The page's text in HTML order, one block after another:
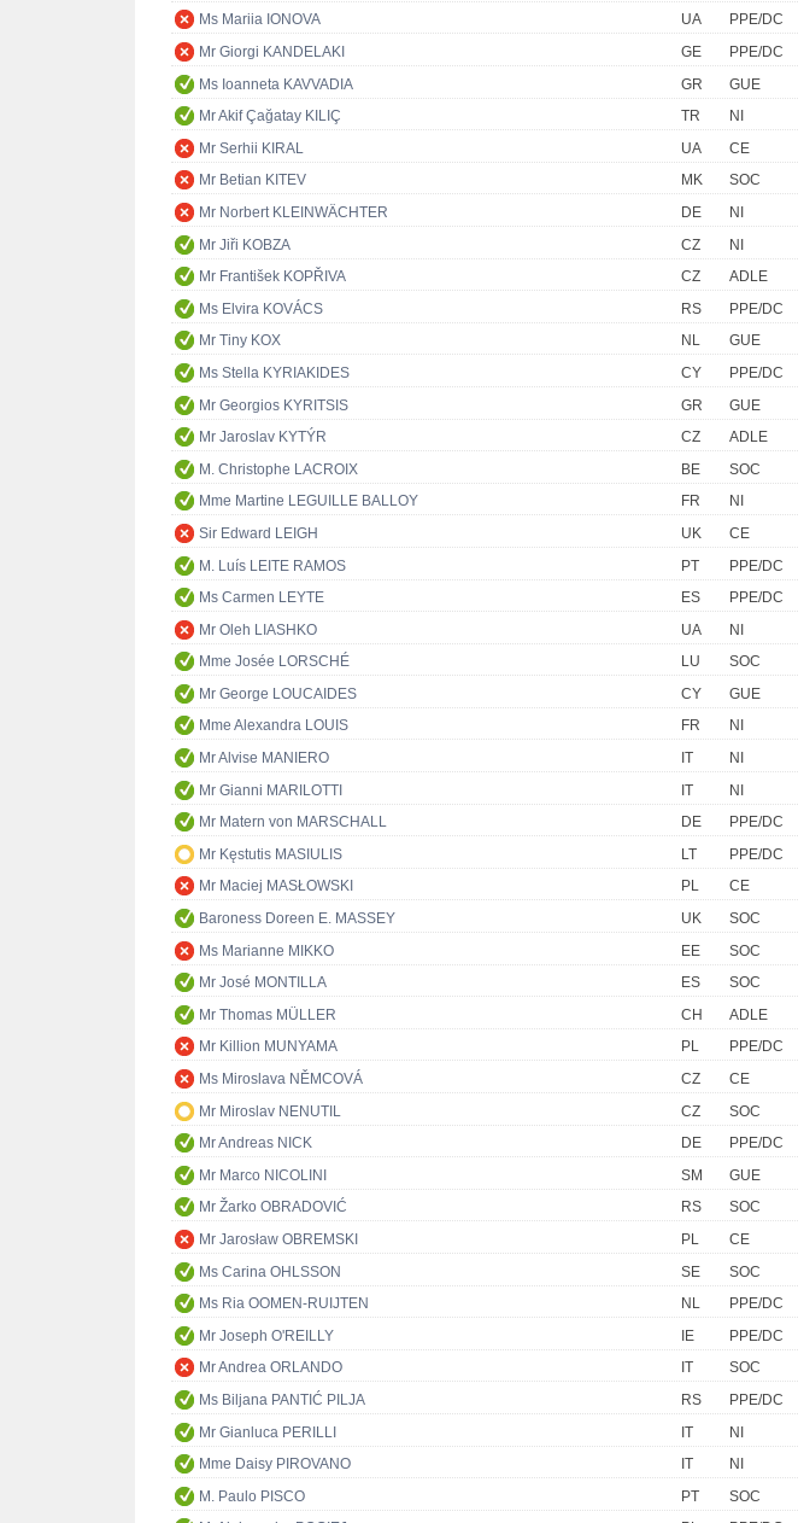
Ms Mariia IONOVA
UA
PPE/DC
Mr Giorgi KANDELAKI
GE
PPE/DC
Ms Ioanneta KAVVADIA
GR
GUE
Mr Akif Çağatay KILIÇ
TR
NI
Mr Serhii KIRAL
UA
CE
Mr Betian KITEV
MK
SOC
Mr Norbert KLEINWÄCHTER
DE
NI
Mr Jiři KOBZA
CZ
NI
Mr František KOPŘIVA
CZ
ADLE
Ms Elvira KOVÁCS
RS
PPE/DC
Mr Tiny KOX
NL
GUE
Ms Stella KYRIAKIDES
CY
PPE/DC
Mr Georgios KYRITSIS
GR
GUE
Mr Jaroslav KYTÝR
CZ
ADLE
M. Christophe LACROIX
BE
SOC
Mme Martine LEGUILLE BALLOY
FR
NI
Sir Edward LEIGH
UK
CE
M. Luís LEITE RAMOS
PT
PPE/DC
Ms Carmen LEYTE
ES
PPE/DC
Mr Oleh LIASHKO
UA
NI
Mme Josée LORSCHÉ
LU
SOC
Mr George LOUCAIDES
CY
GUE
Mme Alexandra LOUIS
FR
NI
Mr Alvise MANIERO
IT
NI
Mr Gianni MARILOTTI
IT
NI
Mr Matern von MARSCHALL
DE
PPE/DC
Mr Kęstutis MASIULIS
LT
PPE/DC
Mr Maciej MASŁOWSKI
PL
CE
Baroness Doreen E. MASSEY
UK
SOC
Ms Marianne MIKKO
EE
SOC
Mr José MONTILLA
ES
SOC
Mr Thomas MÜLLER
CH
ADLE
Mr Killion MUNYAMA
PL
PPE/DC
Ms Miroslava NĚMCOVÁ
CZ
CE
Mr Miroslav NENUTIL
CZ
SOC
Mr Andreas NICK
DE
PPE/DC
Mr Marco NICOLINI
SM
GUE
Mr Žarko OBRADOVIĆ
RS
SOC
Mr Jarosław OBREMSKI
PL
CE
Ms Carina OHLSSON
SE
SOC
Ms Ria OOMEN-RUIJTEN
NL
PPE/DC
Mr Joseph O'REILLY
IE
PPE/DC
Mr Andrea ORLANDO
IT
SOC
Ms Biljana PANTIĆ PILJA
RS
PPE/DC
Mr Gianluca PERILLI
IT
NI
Mme Daisy PIROVANO
IT
NI
M. Paulo PISCO
PT
SOC